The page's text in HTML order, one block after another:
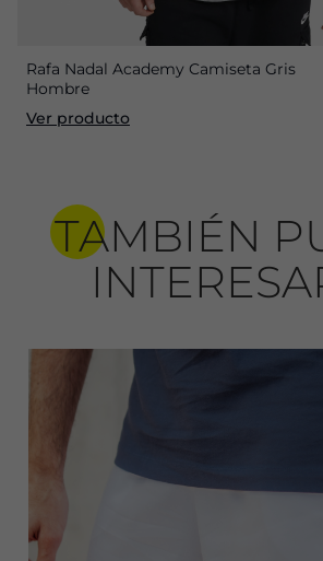
Rafa Nadal Academy Camiseta Gris
Hombre
Ver producto
TAMBIÉN